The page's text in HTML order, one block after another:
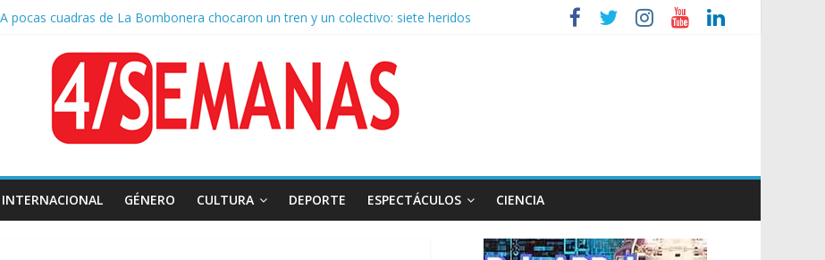
A pocas cuadras de La Bombonera chocaron un tren y un colectivo: siete heridos
Pesar por la muerte de Leandro Rud, histórico representante y conductor de TV
Tras la aprobación de la ley de propiedad privada, Bullrich apuntó: “Vino un poco endiablada”
INTERNACIONAL GÉNERO CULTURA DEPORTE ESPECTÁCULOS CIENCIA